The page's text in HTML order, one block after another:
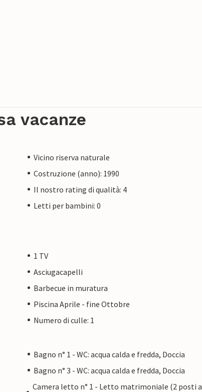
vacanze
Vicino riserva naturale
Costruzione (anno): 1990
Il nostro rating di qualità: 4
Letti per bambini: 0
1 TV
Asciugacapelli
Barbecue in muratura
Piscina Aprile - fine Ottobre
Numero di culle: 1
Bagno n° 1 - WC: acqua calda e fredda, Doccia
Bagno n° 3 - WC: acqua calda e fredda, Doccia
Camera letto n° 1 - Letto matrimoniale (2 posti a